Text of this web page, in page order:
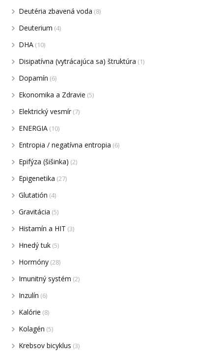
Deutéria zbavená voda (8)
Deuterium (4)
DHA (10)
Disipatívna (vytrácajúca sa) štruktúra (1)
Dopamín (6)
Ekonomika a Zdravie (5)
Elektrický vesmír (7)
ENERGIA (10)
Entropia / negatívna entropia (6)
Epifýza (šišinka) (2)
Epigenetika (27)
Glutatión (4)
Gravitácia (5)
Histamín a HIT (3)
Hnedý tuk (5)
Hormóny (28)
Imunitný systém (2)
Inzulín (6)
Kalórie (8)
Kolagén (5)
Krebsov bicyklus (3)